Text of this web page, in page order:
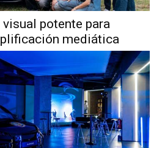
potente para
mediática